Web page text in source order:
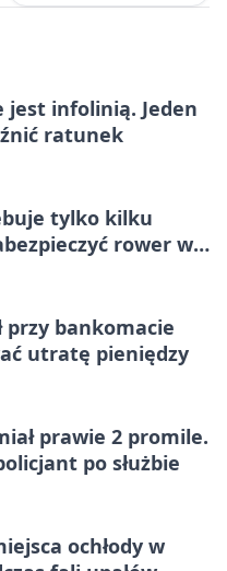
jest infolinią. Jeden
ratunek
tylko kilku
rower w
przy bankomacie
utratę pieniędzy
prawie 2 promile.
po służbie
ochłody w